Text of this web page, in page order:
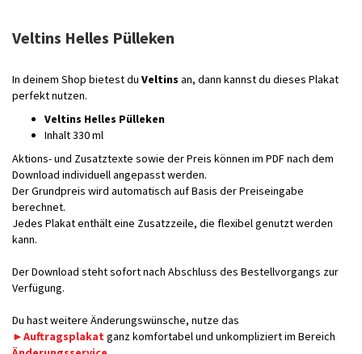
Veltins Helles Pülleken
In deinem Shop bietest du Veltins an, dann kannst du dieses Plakat
perfekt nutzen.
Veltins Helles Pülleken
Inhalt 330 ml
Aktions- und Zusatztexte sowie der Preis können im PDF nach dem
Download individuell angepasst werden.
Der Grundpreis wird automatisch auf Basis der Preiseingabe
berechnet.
Jedes Plakat enthält eine Zusatzzeile, die flexibel genutzt werden
kann.
Der Download steht sofort nach Abschluss des Bestellvorgangs zur
Verfügung.
Du hast weitere Änderungswünsche, nutze das
►Auftragsplakat ganz komfortabel und unkompliziert im Bereich